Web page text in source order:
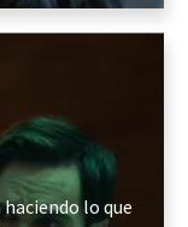
haciendo lo que